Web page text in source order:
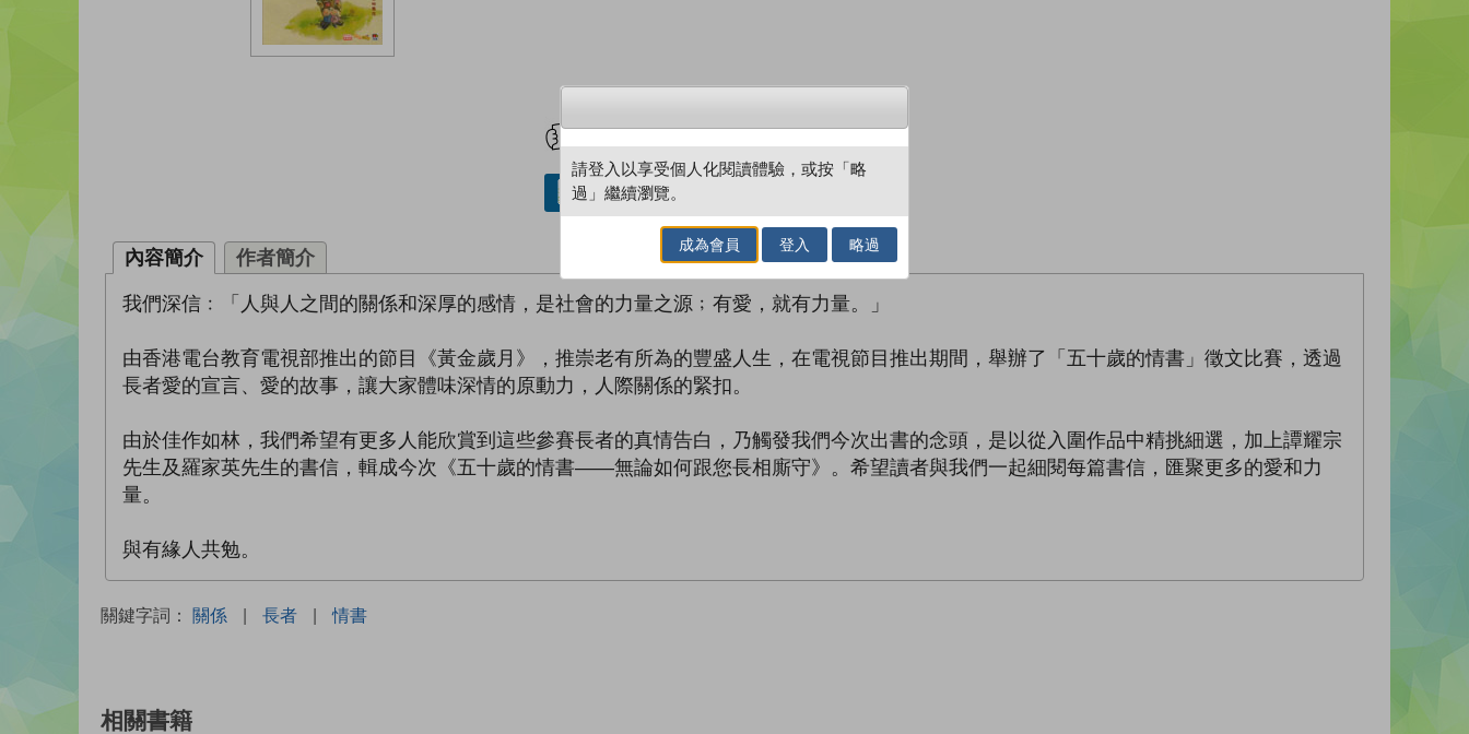
借閱實體書
內容簡介 作者簡介
我們深信﹕「人與人之間的關係和深厚的感情，是社會的力量之源﹔有愛，就有力量。」
由香港電台教育電視部推出的節目《黃金歲月》，推崇老有所為的豐盛人生，在電視節目推出期間，舉辦了「五十歲的情書」徵文比賽，透過
長者愛的宣言、愛的故事，讓大家體味深情的原動力，人際關係的緊扣。
由於佳作如林，我們希望有更多人能欣賞到這些參賽長者的真情告白，乃觸發我們今次出書的念頭，是以從入圍作品中精挑細選，加上譚耀宗
先生及羅家英先生的書信，輯成今次《五十歲的情書——無論如何跟您長相廝守》。希望讀者與我們一起細閱每篇書信，匯聚更多的愛和力
量。
與有緣人共勉。
關鍵字詞： 關係 | 長者 | 情書
相關書籍
請登入以享受個人化閱讀體驗，或按「略
過」繼續瀏覽。
成為會員 登入 略過